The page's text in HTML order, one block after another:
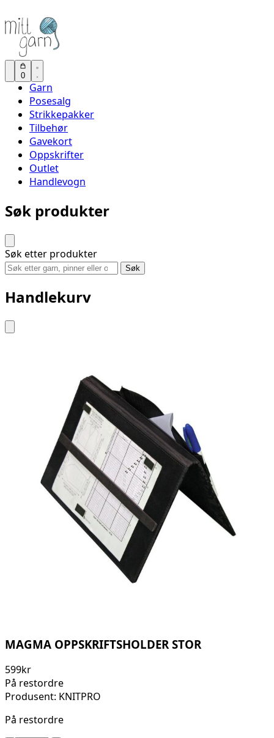
0
Garn
Posesalg
Strikkepakker
Tilbehør
Gavekort
Oppskrifter
Outlet
Handlevogn
Søk produkter
Søk etter produkter
Søk
Handlekurv
MAGMA OPPSKRIFTSHOLDER STOR
599kr
På restordre
Produsent: KNITPRO
På restordre